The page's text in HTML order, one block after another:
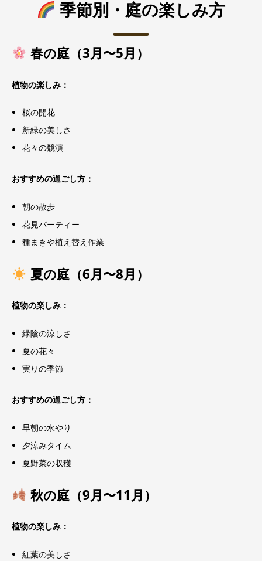
季節別・庭の楽しみ方
春の庭（3月〜5月）
植物の楽しみ：
桜の開花
新緑の美しさ
花々の競演
おすすめの過ごし方：
朝の散歩
花見パーティー
種まきや植え替え作業
夏の庭（6月〜8月）
植物の楽しみ：
緑陰の涼しさ
夏の花々
実りの季節
おすすめの過ごし方：
早朝の水やり
夕涼みタイム
夏野菜の収穫
秋の庭（9月〜11月）
植物の楽しみ：
紅葉の美しさ